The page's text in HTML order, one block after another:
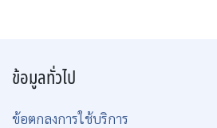
ข้อมูลทั่วไป
ข้อตกลงการใช้บริการ